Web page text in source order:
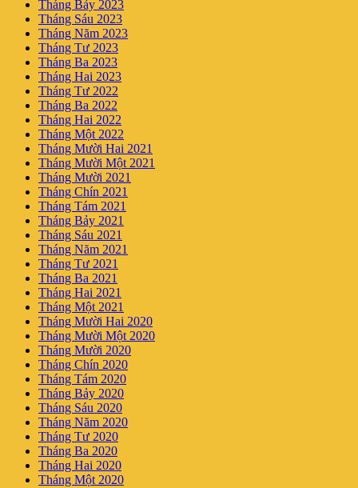
Tháng Bảy 2023
Tháng Sáu 2023
Tháng Năm 2023
Tháng Tư 2023
Tháng Ba 2023
Tháng Hai 2023
Tháng Tư 2022
Tháng Ba 2022
Tháng Hai 2022
Tháng Một 2022
Tháng Mười Hai 2021
Tháng Mười Một 2021
Tháng Mười 2021
Tháng Chín 2021
Tháng Tám 2021
Tháng Bảy 2021
Tháng Sáu 2021
Tháng Năm 2021
Tháng Tư 2021
Tháng Ba 2021
Tháng Hai 2021
Tháng Một 2021
Tháng Mười Hai 2020
Tháng Mười Một 2020
Tháng Mười 2020
Tháng Chín 2020
Tháng Tám 2020
Tháng Bảy 2020
Tháng Sáu 2020
Tháng Năm 2020
Tháng Tư 2020
Tháng Ba 2020
Tháng Hai 2020
Tháng Một 2020